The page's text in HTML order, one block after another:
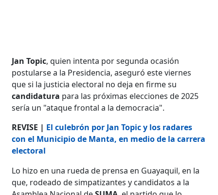
Jan Topic, quien intenta por segunda ocasión
postularse a la Presidencia, aseguró este viernes
que si la justicia electoral no deja en firme su
candidatura para las próximas elecciones de 2025
sería un "ataque frontal a la democracia".
REVISE | El culebrón por Jan Topic y los radares
con el Municipio de Manta, en medio de la carrera
electoral
Lo hizo en una rueda de prensa en Guayaquil, en la
que, rodeado de simpatizantes y candidatos a la